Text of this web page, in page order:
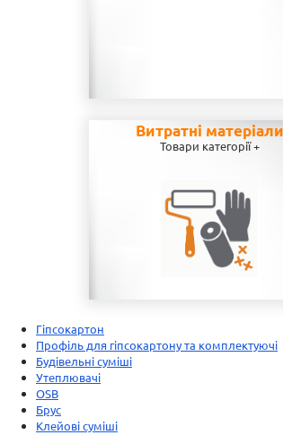
Витратні матеріали
Товари категорії +
Гіпсокартон
Профіль для гіпсокартону та комплектуючі
Будівельні суміші
Утеплювачі
OSB
Брус
Клейові суміші